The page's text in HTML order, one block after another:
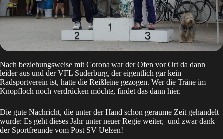
Nach beziehungsweise mit Corona war der Ofen vor Ort da dann
leider aus und der VFL Suderburg, der eigentlich gar kein
Radsportverein ist, hatte die Reißleine gezogen. Wer die Träne im
Knopfloch noch verdrücken möchte, findet das dann hier.
Die gute Nachricht, die unter der Hand schon geraume Zeit gehandelt
wurde: Es geht dieses Jahr unter neuer Regie weiter, und zwar dank
der Sportfreunde vom Post SV Uelzen!